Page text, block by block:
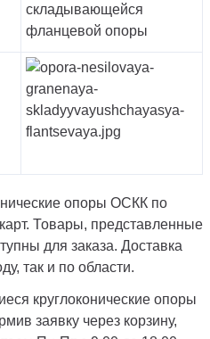
складывающейся
фланцевой опоры
опоры ОСКК по
Товары, представленные
для заказа. Доставка
так и по области.
круглоконические опоры
заявку через корзину,